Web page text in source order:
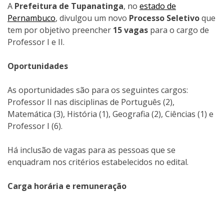
A Prefeitura de Tupanatinga, no estado de
Pernambuco, divulgou um novo Processo Seletivoque
tem por objetivo preencher 15 vagas para o cargo de
Professor I e II.
Oportunidades
As oportunidades são para os seguintes cargos:
Professor II nas disciplinas de Português (2),
Matemática (3), História (1), Geografia (2), Ciências (1) e
Professor I (6).
Há inclusão de vagas para as pessoas que se
enquadram nos critérios estabelecidos no edital.
Carga horária e remuneração